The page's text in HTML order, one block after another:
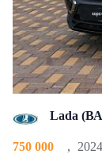
Lada
750 000 , 2024